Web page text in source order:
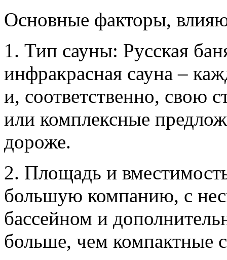
Основные факторы,
1. Тип сауны: Русская
инфракрасная сауна –
и, соответственно, свою
или комплексные
дороже.
2. Площадь и
большую компанию, с
бассейном и
больше, чем компактные